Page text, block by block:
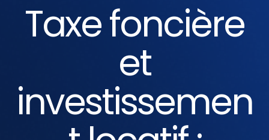
Taxe foncière
et
investissemen